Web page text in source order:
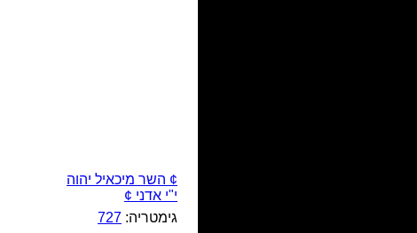
¢ השר מיכאיל יהוה
י"י אדני ¢
גימטריה: 727